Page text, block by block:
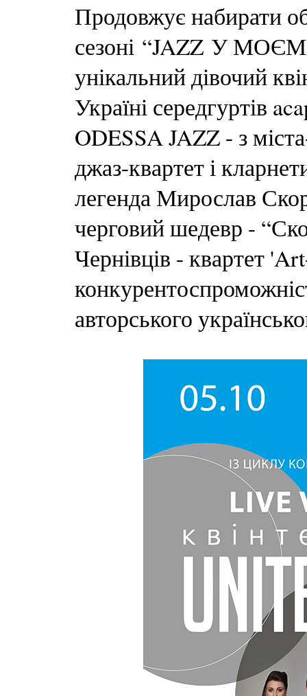
Продовжує набирати
сезоні “JAZZ У
унікальний дівочий
Україні середгуртів
ODESSA JAZZ - з
джаз-квартет і
легенда Мирослав
черговий шедевр -
Чернівців - квартет
авторського